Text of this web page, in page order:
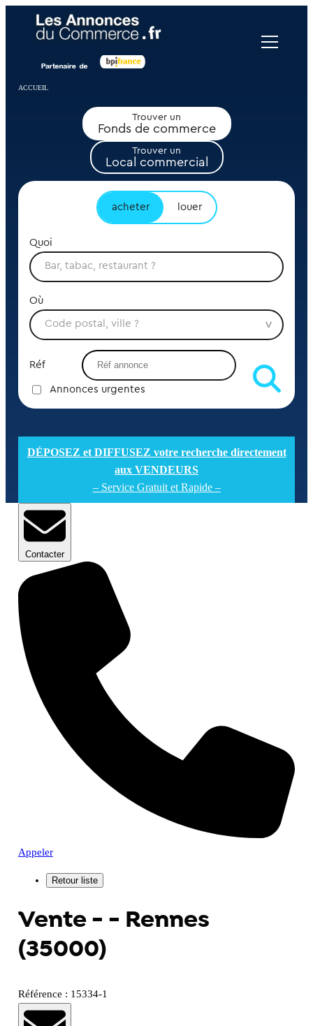
ACCUEIL
Trouver un
Fonds de commerce
Trouver un
Local commercial
acheter louer
Quoi
Où
Réf
Annonces urgentes
DÉPOSEZ et DIFFUSEZ votre recherche directement
aux VENDEURS
– Service Gratuit et Rapide –
Contacter
Appeler
Vente - - Rennes
(35000)
Référence : 15334-1
Panneau de gestion des cookies